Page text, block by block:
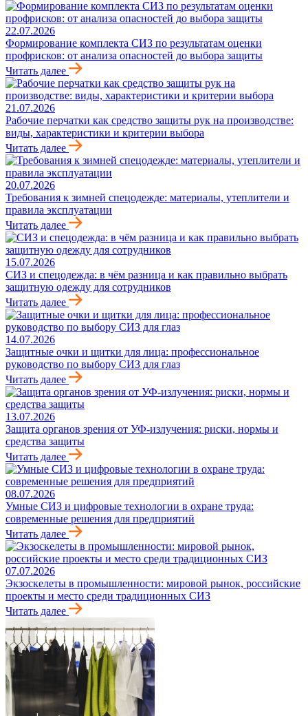
22.07.2026
Формирование комплекта СИЗ по результатам оценки
профрисков: от анализа опасностей до выбора защиты
Читать далее
21.07.2026
Рабочие перчатки как средство защиты рук на производстве:
виды, характеристики и критерии выбора
Читать далее
20.07.2026
Требования к зимней спецодежде: материалы, утеплители и
правила эксплуатации
Читать далее
15.07.2026
СИЗ и спецодежда: в чём разница и как правильно выбрать
защитную одежду для сотрудников
Читать далее
14.07.2026
Защитные очки и щитки для лица: профессиональное
руководство по выбору СИЗ для глаз
Читать далее
13.07.2026
Защита органов зрения от УФ-излучения: риски, нормы и
средства защиты
Читать далее
08.07.2026
Умные СИЗ и цифровые технологии в охране труда:
современные решения для предприятий
Читать далее
07.07.2026
Экзоскелеты в промышленности: мировой рынок, российские
проекты и место среди традиционных СИЗ
Читать далее